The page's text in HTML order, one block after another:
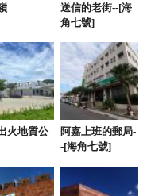
from google
烤肉、唱歌、麻將設備
from google
送信的老街--[海
角七號]
火地質公
阿嘉上班的郵局-
-[海角七號]